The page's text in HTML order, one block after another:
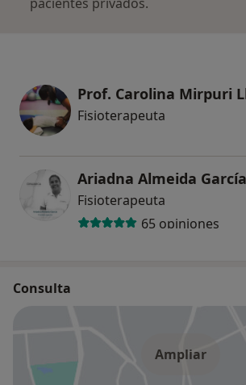
pacientes privados.
Prof. Carolina Mirpuri
Fisioterapeuta
Ariadna Almeida García
Fisioterapeuta
65 opiniones
Consulta
Ampliar